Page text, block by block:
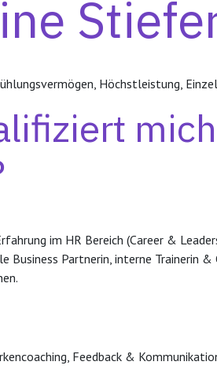
Höchstleistung,
im HR Bereich (Career &
Business Partnerin, interne Trainerin
Feedback &